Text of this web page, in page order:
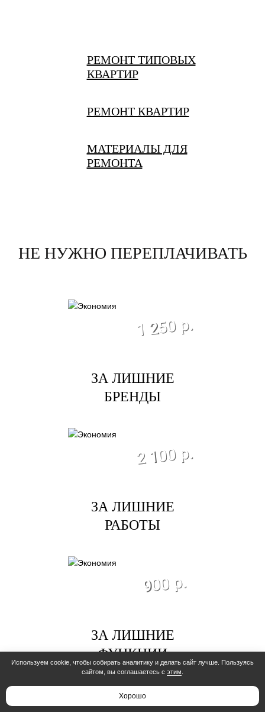
РЕМОНТ ТИПОВЫХ
КВАРТИР
РЕМОНТ КВАРТИР
МАТЕРИАЛЫ ДЛЯ
РЕМОНТА
НЕ НУЖНО ПЕРЕПЛАЧИВАТЬ
1 250 р.
ЗА ЛИШНИЕ
БРЕНДЫ
2 100 р.
ЗА ЛИШНИЕ
РАБОТЫ
900 р.
ЗА ЛИШНИЕ
ФУНКЦИИ
экономия
Используем cookie, чтобы собирать аналитику и делать сайт лучше. Пользуясь
сайтом, вы соглашаетесь с этим
Хорошо